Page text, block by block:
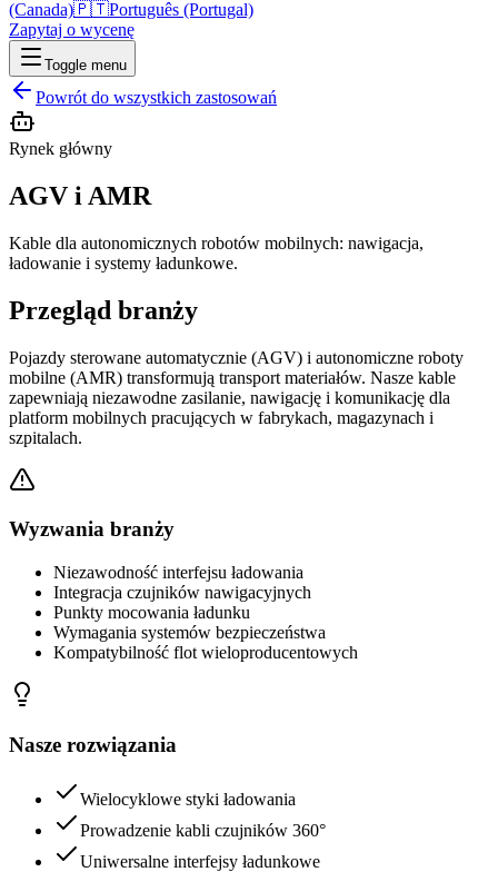
(Canada)🇵🇹Português (Portugal)
Zapytaj o wycenę
Toggle menu
Powrót do wszystkich zastosowań
Rynek główny
AGV i AMR
Kable dla autonomicznych robotów mobilnych: nawigacja,
ładowanie i systemy ładunkowe.
Przegląd branży
Pojazdy sterowane automatycznie (AGV) i autonomiczne roboty
mobilne (AMR) transformują transport materiałów. Nasze kable
zapewniają niezawodne zasilanie, nawigację i komunikację dla
platform mobilnych pracujących w fabrykach, magazynach i
szpitalach.
Wyzwania branży
Niezawodność interfejsu ładowania
Integracja czujników nawigacyjnych
Punkty mocowania ładunku
Wymagania systemów bezpieczeństwa
Kompatybilność flot wieloproducentowych
Nasze rozwiązania
Wielocyklowe styki ładowania
Prowadzenie kabli czujników 360°
Uniwersalne interfejsy ładunkowe